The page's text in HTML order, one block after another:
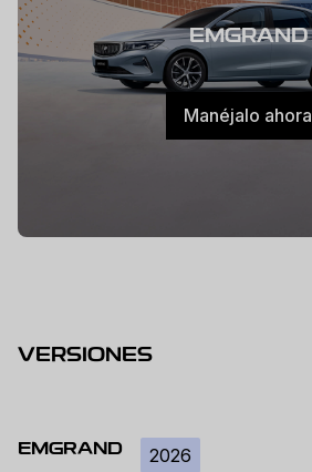
EMGRAND
Manéjalo ahora
VERSIONES
EMGRAND 2026